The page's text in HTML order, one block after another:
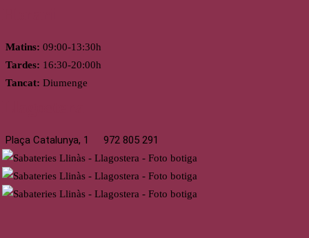
Matins: 09:00-13:30h
Tardes: 16:30-20:00h
Tancat: Diumenge
Plaça Catalunya, 1 972 805 291